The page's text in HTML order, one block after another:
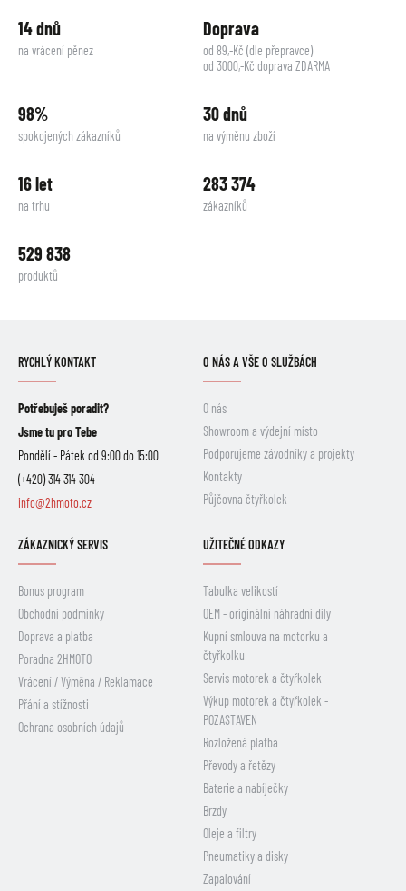
14 dnů
na vrácení pěnez
Doprava
od 89,-Kč (dle přepravce)
od 3000,-Kč doprava ZDARMA
98%
spokojených zákazníků
30 dnů
na výměnu zboží
16 let
na trhu
283 374
zákazníků
529 838
produktů
RYCHLÝ KONTAKT
Potřebuješ poradit?
Jsme tu pro Tebe
Pondělí - Pátek od 9:00 do 15:00
(+420) 314 314 304
info@2hmoto.cz
O NÁS A VŠE O SLUŽBÁCH
O nás
Showroom a výdejní místo
Podporujeme závodníky a projekty
Kontakty
Půjčovna čtyřkolek
ZÁKAZNICKÝ SERVIS
Bonus program
Obchodní podmínky
Doprava a platba
Poradna 2HMOTO
Vrácení / Výměna / Reklamace
Přání a stížnosti
Ochrana osobních údajů
UŽITEČNÉ ODKAZY
Tabulka velikostí
OEM - originální náhradní díly
Kupní smlouva na motorku a
čtyřkolku
Servis motorek a čtyřkolek
Výkup motorek a čtyřkolek -
POZASTAVEN
Rozložená platba
Převody a řetězy
Baterie a nabíječky
Brzdy
Oleje a filtry
Pneumatiky a disky
Zapalování